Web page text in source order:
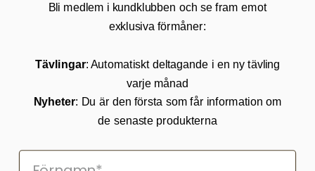
Köpvillkor
Cookies
Prenumerera på vårt nyhetsbrev
Bli medlem i kundklubben och se fram emot
exklusiva förmåner:
Tävlingar: Automatiskt deltagande i en ny tävling
varje månad
Nyheter: Du är den första som får information om
de senaste produkterna